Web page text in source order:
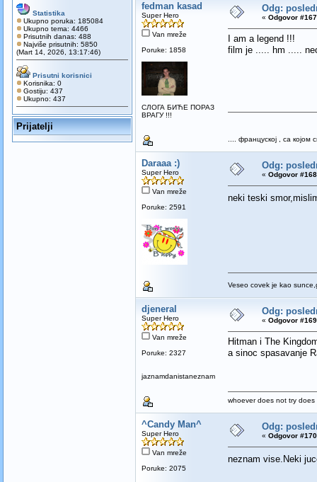
Statistika
Ukupno poruka: 185084
Ukupno tema: 4466
Prisutnih danas: 488
Najviše prisutnih: 5850
(Mart 14, 2026, 13:17:46)
Prisutni korisnici
Korisnika: 0
Gostiju: 437
Ukupno: 437
Prijatelji
fedman kasad
Super Hero
Van mreže
Poruke: 1858
СЛОГА БИЋЕ ПОРАЗ
ВРАГУ !!!
Odg:
« Odgovor
I am a legend !!!
film je ..... hm .....
.... француској , са
Daraaa :)
Super Hero
Van mreže
Poruke: 2591
Odg:
« Odgovor
neki teski
Veseo covek je kao
djeneral
Super Hero
Van mreže
Poruke: 2327
jaznamdanistaneznam
Odg:
« Odgovor
Hitman i The
a sinoc spasavanje
whoever does not try does
^Candy Man^
Super Hero
Van mreže
Poruke: 2075
Odg:
« Odgovor
neznam vise.Neki